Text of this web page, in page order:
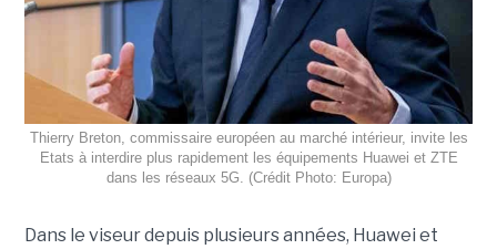
Thierry Breton, commissaire européen au marché intérieur, invite les
Etats à interdire plus rapidement les équipements Huawei et ZTE
dans les réseaux 5G. (Crédit Photo: Europa)
Dans le viseur depuis plusieurs années, Huawei et